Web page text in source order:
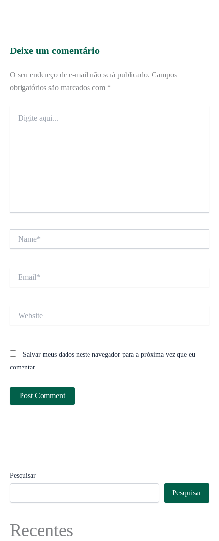
Deixe um comentário
O seu endereço de e-mail não será publicado. Campos
obrigatórios são marcados com *
aqui...
Salvar meus dados neste navegador para a próxima vez que eu
comentar.
Pesquisar
Pesquisar
Recentes